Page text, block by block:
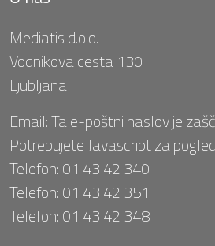
Mediatis d.o.o.
Vodnikova cesta 130
Ljubljana
Email:Ta e-poštni naslov je
Potrebujete Javascript za
Telefon:01 43 42 340
Telefon:01 43 42 351
Telefon:01 43 42 348